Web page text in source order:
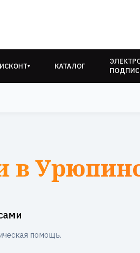
▾ КАТАЛОГ
в
помощь.